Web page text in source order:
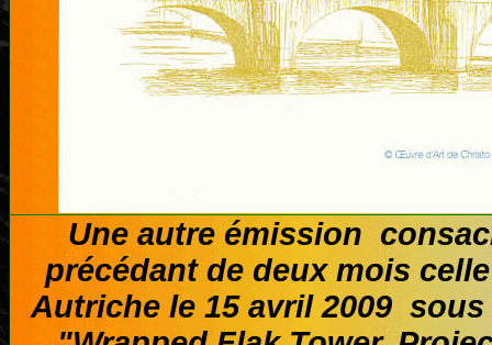
Une autre émission
précédant de deux mois
Autriche le 15 avril2009 sous